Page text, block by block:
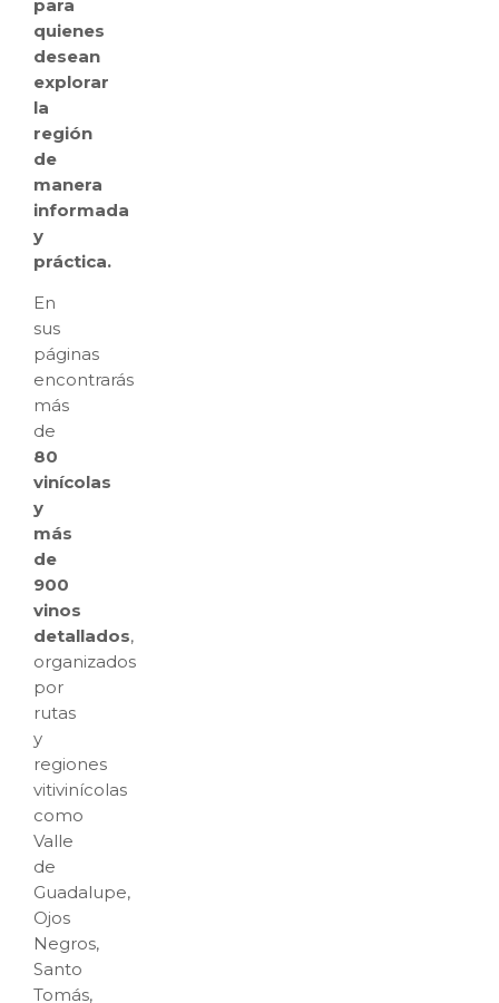
para
quienes
desean
explorar
la
región
de
manera
informada
y
práctica.
En
sus
páginas
encontrarás
más
de
80
vinícolas
y
más
de
900
vinos
detallados,
organizados
por
rutas
y
regiones
vitivinícolas
como
Valle
de
Guadalupe,
Ojos
Negros,
Santo
Tomás,